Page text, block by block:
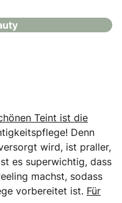
Teint ist die
Denn
wird, ist praller,
es superwichtig, dass
machst, sodass
vorbereitet ist. Für